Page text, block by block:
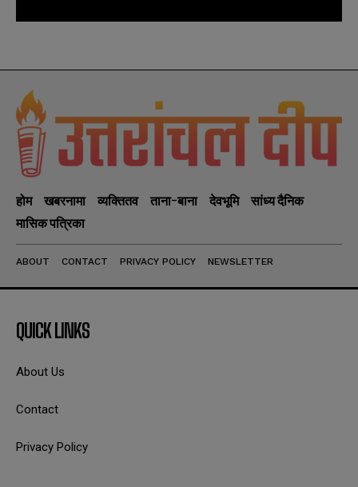
होम खबरनामा व्यक्तितव ताना-बाना देवभूमि
सांध्य दैनिक
मासिक पत्रिका
ABOUT CONTACT PRIVACY POLICY NEWSLETTER
QUICK LINKS
About Us
Contact
Privacy Policy